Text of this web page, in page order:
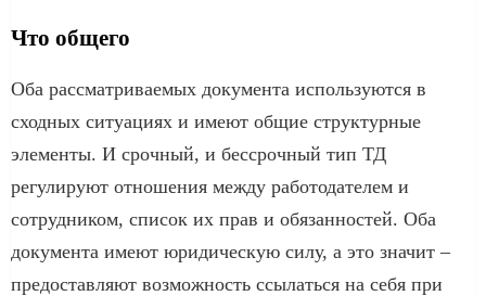
Что общего
Оба рассматриваемых документа используются в
сходных ситуациях и имеют общие структурные
элементы. И срочный, и бессрочный тип ТД
регулируют отношения между работодателем и
сотрудником, список их прав и обязанностей. Оба
документа имеют юридическую силу, а это значит –
предоставляют возможность ссылаться на себя при